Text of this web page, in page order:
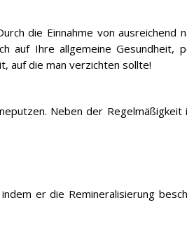
die Einnahme von ausreichend
Ihre allgemeine Gesundheit,
auf die man verzichten sollte!
Neben der
er die Remineralisierung